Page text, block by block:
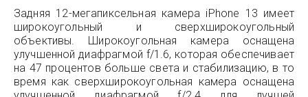
Задняя 12-мегапиксельная камера iPhone 13 имеет
широкоугольный и сверхширокоугольный
объективы. Широкоугольная камера оснащена
улучшенной диафрагмой f/1.6, которая обеспечивает
на 47 процентов больше света и стабилизацию, в то
время как сверхширокоугольная камера оснащена